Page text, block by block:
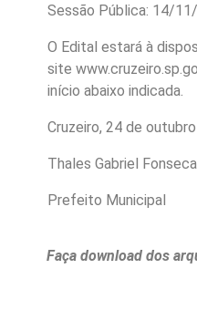
Sessão Pública: 14/
O Edital estará à
site
início abaixo indicada.
Cruzeiro, 24 de
Thales Gabriel Fonseca
Prefeito Municipal
Faça download dos